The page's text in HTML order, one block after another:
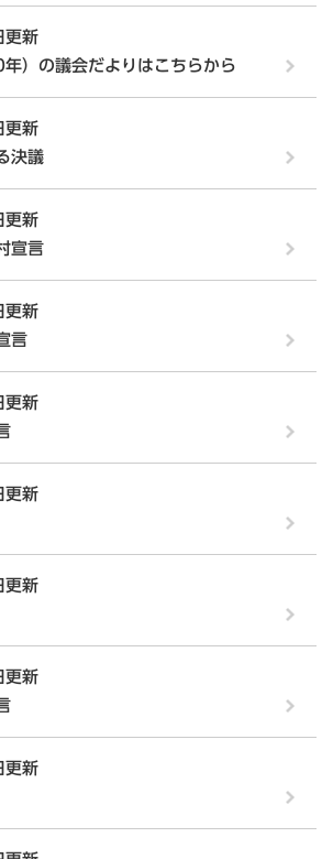
新
）の議会だよりはこちらから
新
決議
新
宣言
新
言
新
新
新
新
新